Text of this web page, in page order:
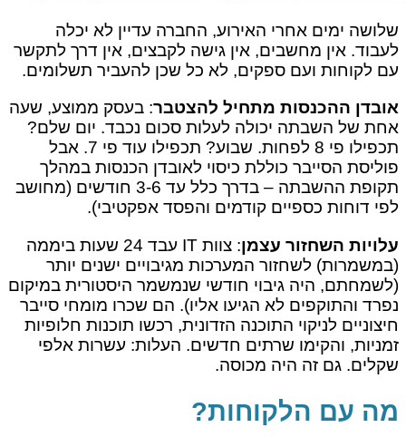
שלושה ימים אחרי האירוע, החברה עדיין לא יכלה
לעבוד. אין מחשבים, אין גישה לקבצים, אין דרך לתקשר
עם לקוחות ועם ספקים, לא כל שכן להעביר תשלומים.
אובדן ההכנסות מתחיל להצטבר: בעסק ממוצע, שעה
אחת של השבתה יכולה לעלות סכום נכבד. יום שלם?
תכפילו פי 8 לפחות. שבוע? תכפילו עוד פי 7. אבל
פוליסת הסייבר כוללת כיסוי לאובדן הכנסות במהלך
תקופת ההשבתה – בדרך כלל עד 3-6 חודשים (מחושב
לפי דוחות כספיים קודמים והפסד אפקטיבי).
עלויות השחזור עצמן
: צוות IT עבד 24 שעות ביממה
(במשמרות) לשחזור המערכות מגיבויים ישנים יותר
(לשמחתם, היה גיבוי חודשי שנמשמר היסטורית במיקום
נפרד והתוקפים לא הגיעו אליו). הם שכרו מומחי סייבר
חיצוניים לניקוי התוכנה הזדונית, רכשו תוכנות חלופיות
זמניות, והקימו שרתים חדשים. העלות: עשרות אלפי
שקלים. גם זה היה מכוסה.
מה עם הלקוחות?